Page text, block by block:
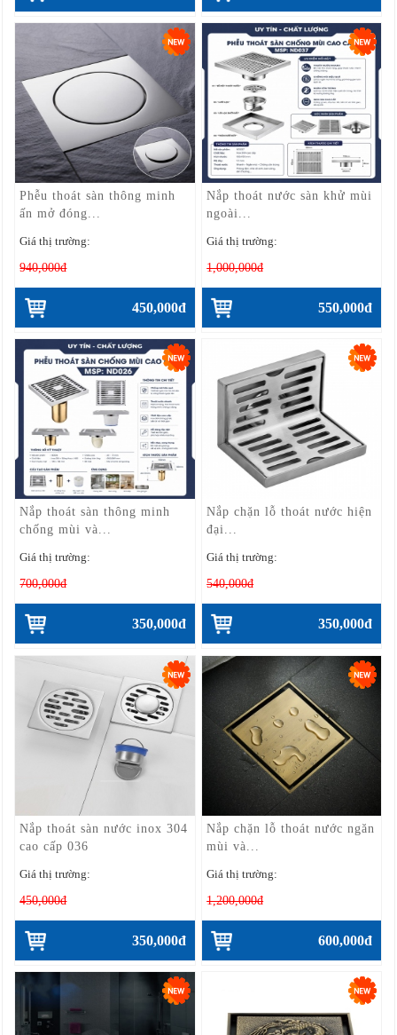
Phễu thoát sàn thông minh
ấn mở đóng...
Giá thị trường:
940,000đ
450,000đ
Nắp thoát nước sàn khử mùi
ngoài...
Giá thị trường:
1,000,000đ
550,000đ
Nắp thoát sàn thông minh
chống mùi và...
Giá thị trường:
700,000đ
350,000đ
Nắp chặn lỗ thoát nước hiện
đại...
Giá thị trường:
540,000đ
350,000đ
Nắp thoát sàn nước inox 304
cao cấp 036
Giá thị trường:
450,000đ
350,000đ
Nắp chặn lỗ thoát nước ngăn
mùi và...
Giá thị trường:
1,200,000đ
600,000đ